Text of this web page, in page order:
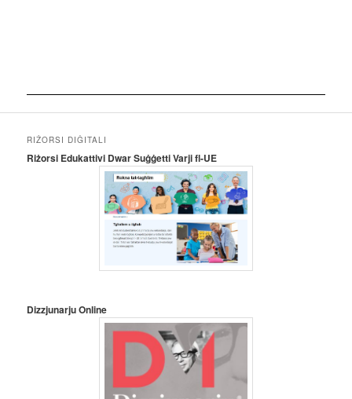
RIŻORSI DIĠITALI
Riżorsi Edukattivi Dwar Suġġetti Varji fl-UE
Dizzjunarju Online